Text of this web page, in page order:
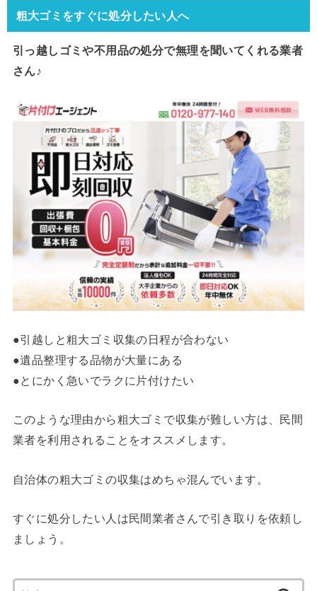
粗大ゴミをすぐに処分したい人へ
引っ越しゴミや不用品の処分で無理を聞いてくれる業者
さん♪
●引越しと粗大ゴミ収集の日程が合わない
●遺品整理する品物が大量にある
●とにかく急いでラクに片付けたい
このような理由から粗大ゴミで収集が難しい方は、民間
業者を利用されることをオススメします。
自治体の粗大ゴミの収集はめちゃ混んでいます。
すぐに処分したい人は民間業者さんで引き取りを依頼し
ましょう。